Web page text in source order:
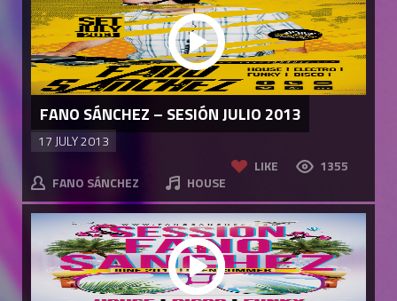
LIKE 1355
FANO SÁNCHEZ – SESIÓN JULIO 2013
17 JULY 2013
FANO SÁNCHEZ HOUSE